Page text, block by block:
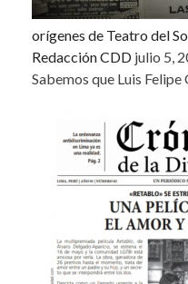
orígenes de Teatro del
Redacción CDD julio 5,
Sabemos que Luis Felipe